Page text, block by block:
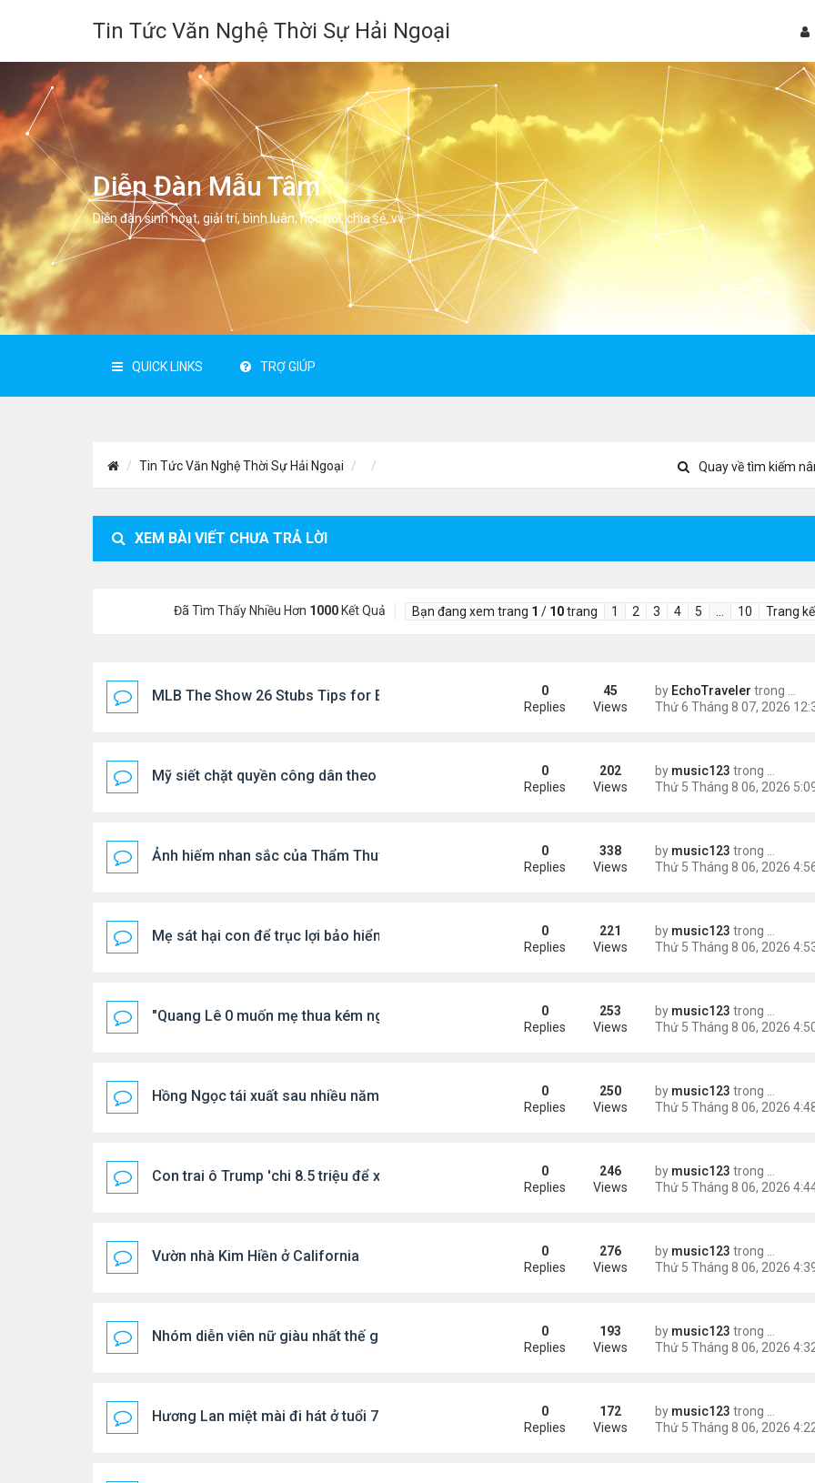
Tin Tức Văn Nghệ Thời Sự Hải Ngoại
Diễn Đàn Mẫu Tâm
Diễn đàn sinh hoạt, giải trí, bình luân, học hỏi, chia sẻ, vv.
QUICK LINKS TRỢ GIÚP
Tin Tức Văn Nghệ Thời Sự Hải Ngoại Quay về tìm kiếm
XEM BÀI VIẾT CHƯA TRẢ LỜI
Đã Tìm Thấy Nhiều Hơn 1000Kết Quả Bạn đang xem trang 1 / 10trang 1 2 3 4 5 10 Trang
MLB The Show 26 Stubs Tips for Efficient Marketplace Trading Decisions by EchoTraveler trong
Tin
0
Replies
45
Views
Mỹ siết chặt quyền công dân theo nơi sinh, mở rộng chống “du lịch sinh con”by music123 trong
Tin
0
Replies
202
Views
Ảnh hiếm nhan sắc của Thẩm Thuý Hằng by music123 trong
0
Replies
338
Views
Mẹ sát hại con để trục lợi bảo hiểm by music123 trong
0
Replies
221
Views
"Quang Lê 0 muốn mẹ thua kém người khác" by music123 trong
0
Replies
253
Views
Hồng Ngọc tái xuất sau nhiều năm ở ẩn by music123 trong
0
Replies
250
Views
Con trai ô Trump 'chi 8.5 triệu để xóa ràng buộc với vị hôn thê cũ by music123 trong
0
Replies
246
Views
Vườn nhà Kim Hiền ở California by music123 trong
0
Replies
276
Views
Nhóm diễn viên nữ giàu nhất thế giới by music123 trong
0
Replies
193
Views
Hương Lan miệt mài đi hát ở tuổi 70 by music123 trong
0
Replies
172
Views